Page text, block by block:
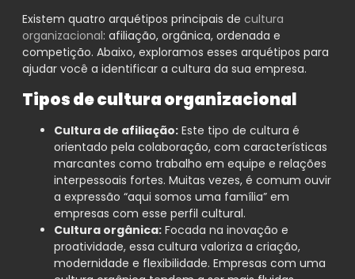
Existem quatro arquétipos principais de cultura
organizacional: afiliação, orgânica, ordenada e
competição. Abaixo, exploramos esses arquétipos para
ajudar você a identificar a cultura da sua empresa.
Tipos de cultura organizacional
Cultura de afiliação: Este tipo de cultura é
orientado pela colaboração, com características
marcantes como trabalho em equipe e relações
interpessoais fortes. Muitas vezes, é comum ouvir
a expressão “aqui somos uma família” em
empresas com esse perfil cultural.
Cultura orgânica: Focada na inovação e
proatividade, essa cultura valoriza a criação,
modernidade e flexibilidade. Empresas com uma